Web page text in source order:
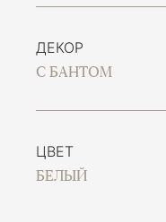
ДЕКОР
С БАНТОМ
ЦВЕТ
БЕЛЫЙ